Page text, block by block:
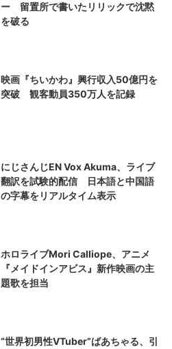
ー 留置所で書いたリリックで沈黙
を破る
映画『ちいかわ』興行収入50億円を
突破 観客動員350万人を記録
にじさんじEN Vox Akuma、ライブ
翻訳を試験的配信 日本語と中国語
の字幕をリアルタイム表示
ホロライブMori Calliope、アニメ
『メイドインアビス』新作映画の主
題歌を担当
“世界初男性VTuber”ばあちゃる、引